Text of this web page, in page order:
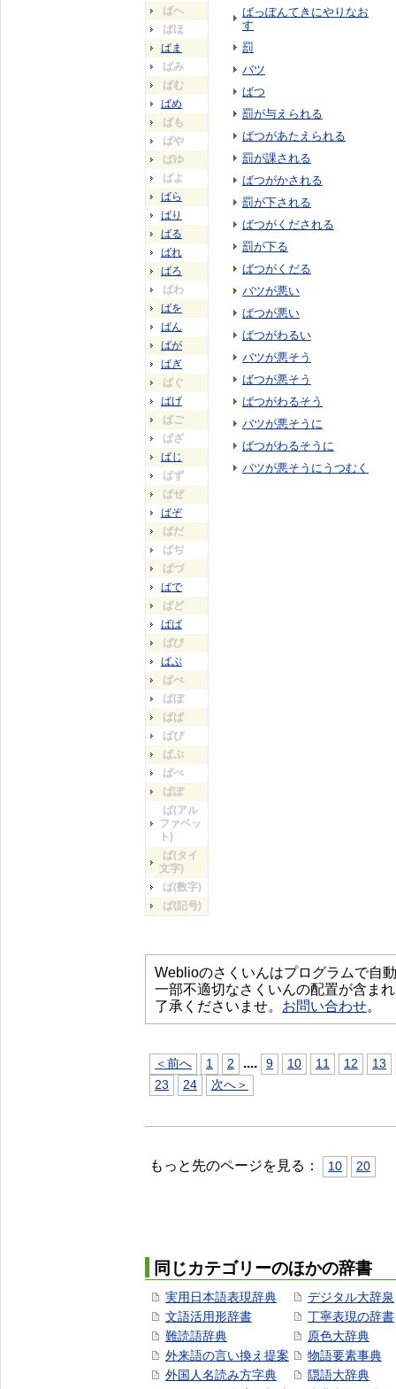
ばへ
ばほ
ばま
ばみ
ばむ
ばめ
ばも
ばや
ばゆ
ばよ
ばら
ばり
ばる
ばれ
ばろ
ばわ
ばを
ばん
ばが
ばぎ
ばぐ
ばげ
ばご
ばざ
ばじ
ばず
ばぜ
ばぞ
ばだ
ばぢ
ばづ
ばで
ばど
ばば
ばび
ばぶ
ばべ
ばぼ
ばぱ
ばぴ
ばぷ
ばぺ
ばぽ
ば(アル
ファベッ
ト)
ば(タイ
文字)
ば(数字)
ば(記号)
ばっぽんてきにやりなお
す
罰
バツ
ばつ
罰が与えられる
ばつがあたえられる
罰が課される
ばつがかされる
罰が下される
ばつがくだされる
罰が下る
ばつがくだる
バツが悪い
ばつが悪い
ばつがわるい
バツが悪そう
ばつが悪そう
ばつがわるそう
バツが悪そうに
ばつがわるそうに
バツが悪そうにうつむく
Weblioのさくいんはプログラムで自
一部不適切なさくいんの配置が含ま
了承くださいませ。 お問い合わせ。
＜前へ 1 2 .... 9 10 11 12
13
23
24 次へ＞
もっと先のページを見る： 10 20
同じカテゴリーのほかの辞書
実用日本語表現辞典
文語活用形辞書
難読語辞典
外来語の言い換え提案
外国人名読み方字典
デジタル大辞泉
丁寧表現の辞書
原色大辞典
物語要素事典
隠語大辞典